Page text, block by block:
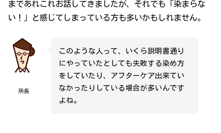
まであれこれお話してきましたが、それでも「染まらな
い！」と感じてしまっている方も多いかもしれません。
所長
このような人って、いくら説明書通り
にやっていたとしても失敗する染め方
をしていたり、アフターケア出来てい
なかったりしている場合が多いんです
よね。